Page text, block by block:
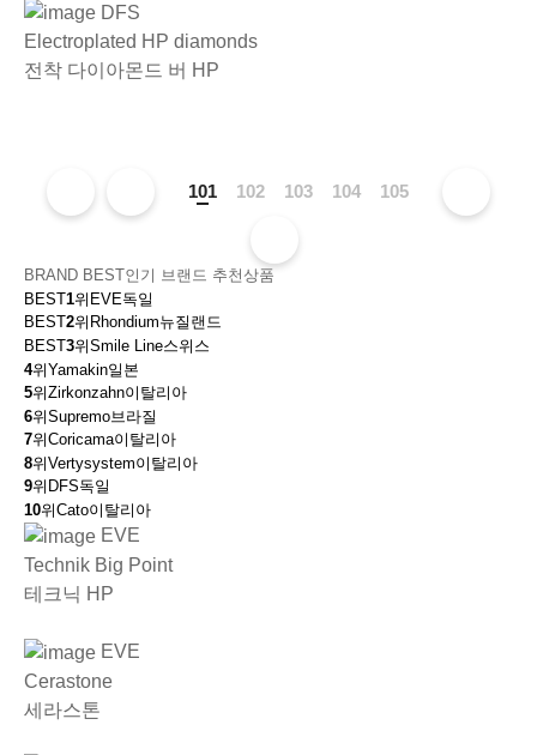
DFS
Electroplated HP diamonds
전착 다이아몬드 버 HP
101 102 103 104 105
BRAND BEST인기 브랜드 추천상품
BEST1위 EVE독일
BEST2위 Rhondium뉴질랜드
BEST3위Smile Line스위스
4위Yamakin일본
5위Zirkonzahn이탈리아
6위Supremo브라질
7위Coricama이탈리아
8위Vertysystem이탈리아
9위 DFS독일
10위Cato이탈리아
EVE
Technik Big Point
테크닉 HP
EVE
Cerastone
세라스톤